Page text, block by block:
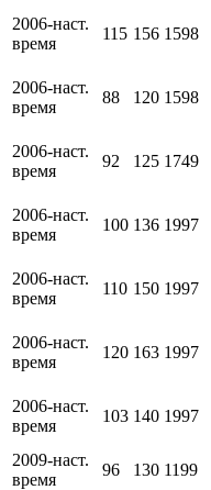
2006-наст.
время
115 156 1598
2006-наст.
время
88 120 1598
2006-наст.
время
92 125 1749
2006-наст.
время
100 136 1997
2006-наст.
время
110 150 1997
2006-наст.
время
120 163 1997
2006-наст.
время
103 140 1997
2009-наст.
время
96 130 1199